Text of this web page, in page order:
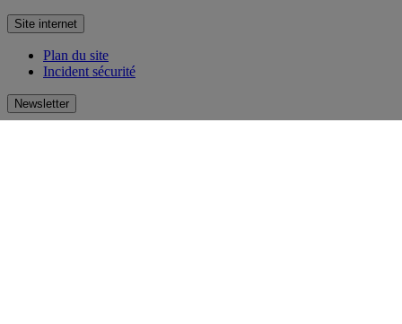
Site internet
Plan du site
Incident sécurité
Newsletter